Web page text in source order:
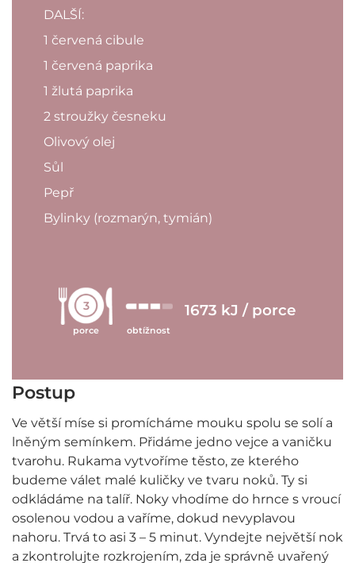
DALŠÍ:
1 červená cibule
1 červená paprika
1 žlutá paprika
2 stroužky česneku
Olivový olej
Sůl
Pepř
Bylinky (rozmarýn, tymián)
3
porce obtížnost
1673 kJ / porce
Postup
Ve větší míse si promícháme mouku spolu se solí a
lněným semínkem. Přidáme jedno vejce a vaničku
tvarohu. Rukama vytvoříme těsto, ze kterého
budeme válet malé kuličky ve tvaru noků. Ty si
odkládáme na talíř. Noky vhodíme do hrnce s vroucí
osolenou vodou a vaříme, dokud nevyplavou
nahoru. Trvá to asi 3 – 5 minut. Vyndejte největší nok
a zkontrolujte rozkrojením, zda je správně uvařený